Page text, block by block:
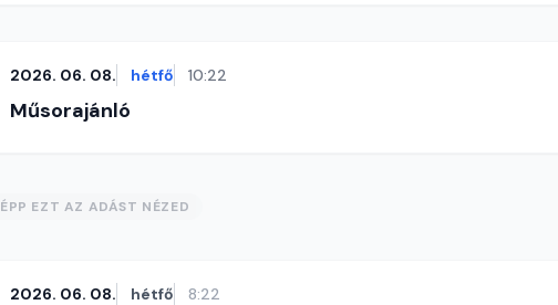
2026. 06. 08. hétfő 10:22
Műsorajánló
ÉPP EZT AZ ADÁST NÉZED
2026. 06. 08. hétfő 8:22